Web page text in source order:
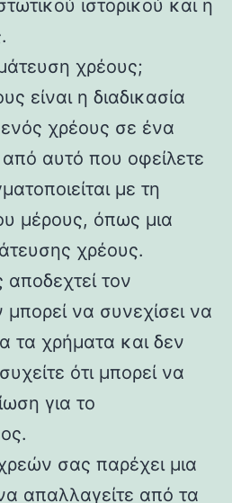
ιστορικού και η
χρέους;
είναι η διαδικασία
χρέους σε ένα
αυτό που οφείλετε
με τη
μέρους, όπως μια
χρέους.
αποδεχτεί τον
να συνεχίσει να
τα χρήματα και δεν
ότι μπορεί να
για το
σας παρέχει μια
απαλλαγείτε από τα